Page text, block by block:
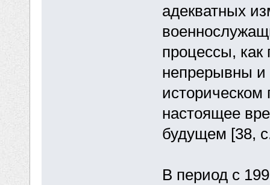
адекватных
процессы, как
непрерывны и
настоящее
будущем [38,
В период с